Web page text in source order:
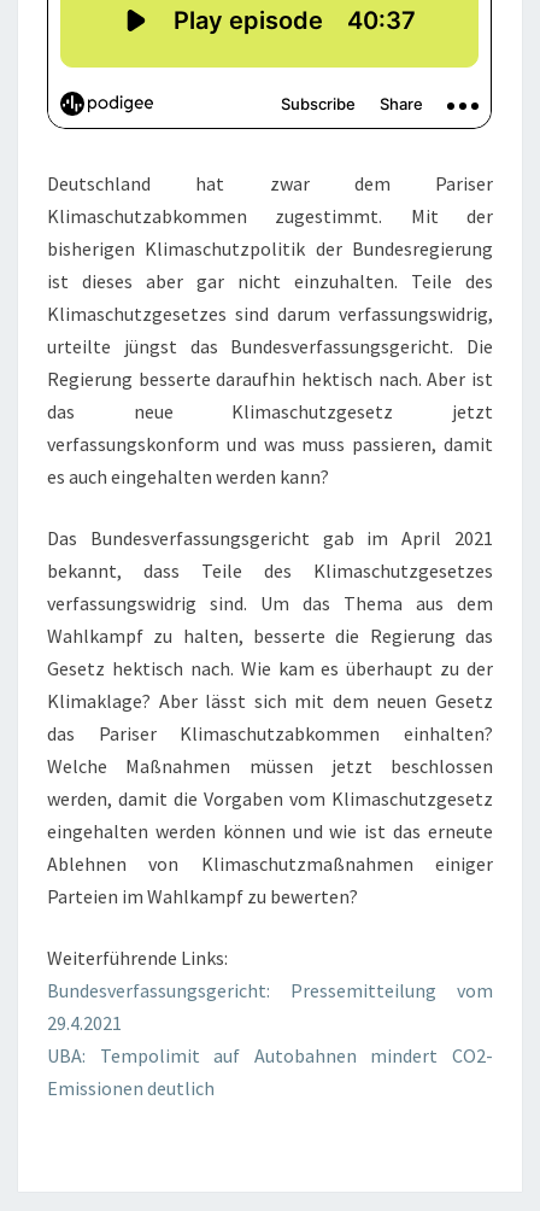
Deutschland hat zwar dem Pariser
Klimaschutzabkommen zugestimmt. Mit der
bisherigen Klimaschutzpolitik der Bundesregierung
ist dieses aber gar nicht einzuhalten. Teile des
Klimaschutzgesetzes sind darum verfassungswidrig,
urteilte jüngst das Bundesverfassungsgericht. Die
Regierung besserte daraufhin hektisch nach. Aber ist
das neue Klimaschutzgesetz jetzt
verfassungskonform und was muss passieren, damit
es auch eingehalten werden kann?
Das Bundesverfassungsgericht gab im April 2021
bekannt, dass Teile des Klimaschutzgesetzes
verfassungswidrig sind. Um das Thema aus dem
Wahlkampf zu halten, besserte die Regierung das
Gesetz hektisch nach. Wie kam es überhaupt zu der
Klimaklage? Aber lässt sich mit dem neuen Gesetz
das Pariser Klimaschutzabkommen einhalten?
Welche Maßnahmen müssen jetzt beschlossen
werden, damit die Vorgaben vom Klimaschutzgesetz
eingehalten werden können und wie ist das erneute
Ablehnen von Klimaschutzmaßnahmen einiger
Parteien im Wahlkampf zu bewerten?
Weiterführende Links:
Bundesverfassungsgericht: Pressemitteilung vom
29.4.2021
UBA: Tempolimit auf Autobahnen mindert CO2-
Emissionen deutlich